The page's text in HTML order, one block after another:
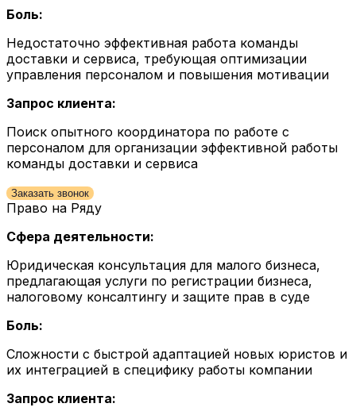
Боль:
Недостаточно эффективная работа команды
доставки и сервиса, требующая оптимизации
управления персоналом и повышения мотивации
Запрос клиента:
Поиск опытного координатора по работе с
персоналом для организации эффективной работы
команды доставки и сервиса
Заказать звонок
Право на Ряду
Сфера деятельности:
Юридическая консультация для малого бизнеса,
предлагающая услуги по регистрации бизнеса,
налоговому консалтингу и защите прав в суде
Боль:
Сложности с быстрой адаптацией новых юристов и
их интеграцией в специфику работы компании
Запрос клиента: